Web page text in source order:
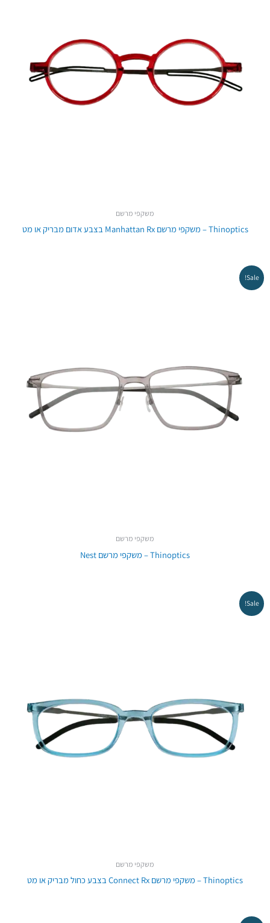
משקפי מרשם
Thinoptics – משקפי מרשם Manhattan Rx בצבע אדום מבריק או מט
Sale!
משקפי מרשם
Thinoptics – משקפי מרשם Nest
Sale!
משקפי מרשם
Thinoptics – משקפי מרשם Connect Rx בצבע כחול מבריק או מט